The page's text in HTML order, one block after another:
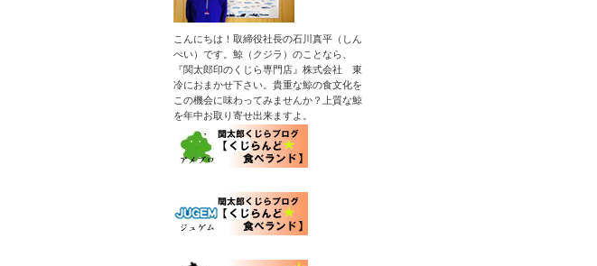
こんにちは！取締役社長の石川真平（しん
ぺい）です。鯨（クジラ）のことなら、
『関太郎印のくじら専門店』株式会社 東
冷におまかせ下さい。貴重な鯨の食文化を
この機会に味わってみませんか？上質な鯨
を年中お取り寄せ出来ますよ。